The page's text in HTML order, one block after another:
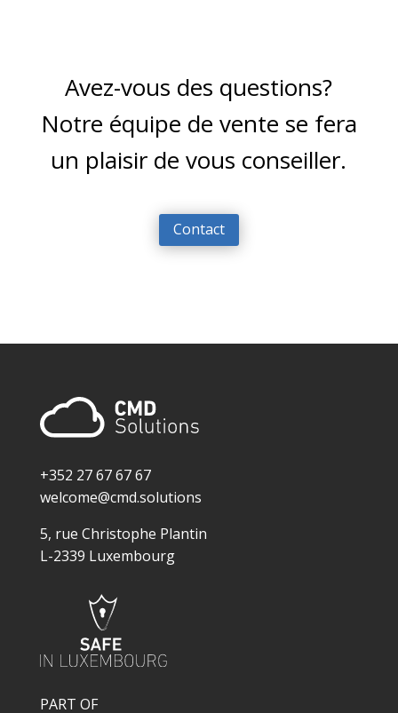
Avez-vous des questions?
Notre équipe de vente se fera
un plaisir de vous conseiller.
Contact
+352 27 67 67 67
welcome@cmd.solutions
5, rue Christophe Plantin
L-2339 Luxembourg
PART OF